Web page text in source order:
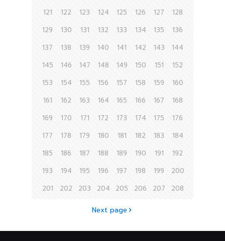
121
122 123 124 125 126 127
128
129
130 131 132 133 134 135
136
137
138 139 140 141 142 143
144
145
146 147 148 149 150 151
152
153
154 155 156 157 158 159
160
161
162 163 164 165 166 167
168
169
170 171 172 173 174 175
176
177
178 179 180 181 182 183
184
185
186 187 188 189 190 191
192
193
194 195 196 197 198 199
200
201
202 203 204 205 206 207 208
Next page